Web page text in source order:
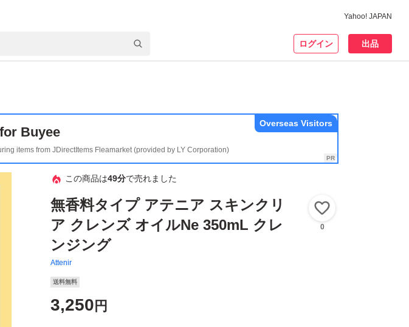
Yahoo! JAPAN
ログイン 出品
Buyee
items from JDirectItems Fleamarket (provided by LY Corporation)
Overseas Visitors
この商品は49分で売れました
無香料タイプ アテニア スキンクリ
ア クレンズ オイルNe 350mL クレ
ンジング
Attenir
0
送料無料
3,250 円